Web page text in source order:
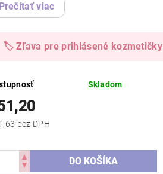
Prečítať viac
🏷️ Zľava pre prihlásené kozmetičky
Skladom
€41,63 bez DPH